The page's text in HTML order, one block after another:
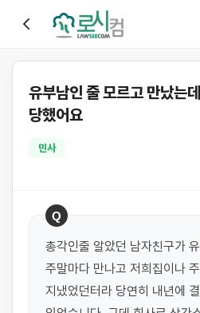
유부남인 줄 모르고 만났는
당했어요
민사
Q
총각인줄 알았던 남자친구가
주말마다 만나고 저희집이나
지냈었던터라 당연히 내년에